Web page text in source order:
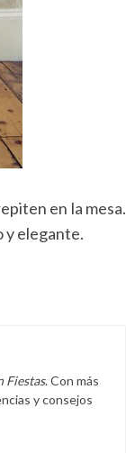
en la mesa.
y elegante.
Fiestas. Con más
y consejos